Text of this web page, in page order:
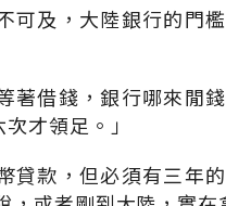
可及，大陸銀行的門
著借錢，銀行哪來閒
才領足。」
貸款，但必須有三年